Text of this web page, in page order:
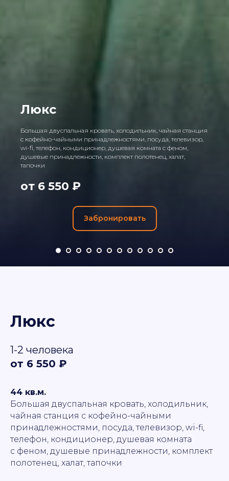
Люкс
Большая двуспальная кровать, холодильник, чайная станция
с кофейно-чайными принадлежностями, посуда, телевизор,
wi-fi, телефон, кондиционер, душевая комната с феном,
душевые принадлежности, комплект полотенец, халат,
тапочки
от 6 550 ₽
Забронировать
Люкс
1-2 человека
от 6 550 ₽
44 кв.м.
Большая двуспальная кровать, холодильник,
чайная станция с кофейно-чайными
принадлежностями, посуда, телевизор, wi-fi,
телефон, кондиционер, душевая комната
с феном, душевые принадлежности, комплект
полотенец, халат, тапочки